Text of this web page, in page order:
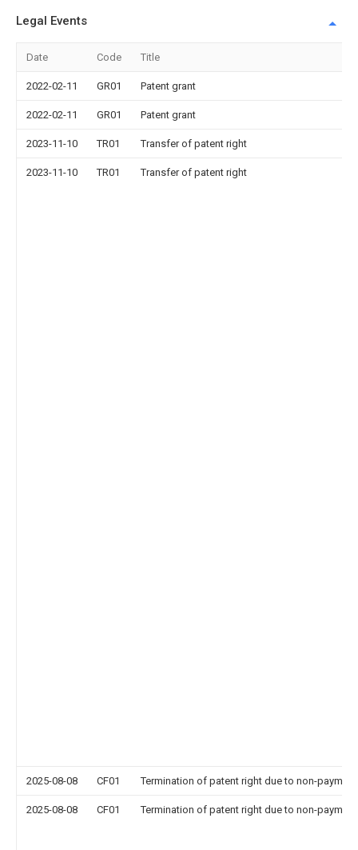
Legal Events
Date Code Title
2022-02-11 GR01 Patent grant
2022-02-11 GR01 Patent grant
2023-11-10 TR01 Transfer of patent right
2023-11-10 TR01 Transfer of patent right
2025-08-08 CF01 Termination of patent right due to non-
2025-08-08 CF01 Termination of patent right due to non-